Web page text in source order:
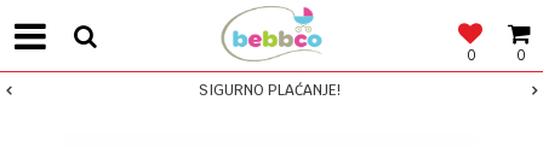
0
0
SIGURNO PLAĆANJE!